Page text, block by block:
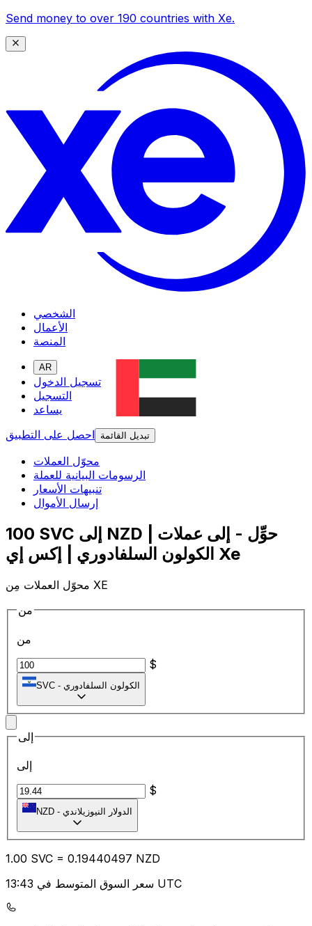
Send money to over 190 countries with Xe.
الشخصي
الأعمال
المنصة
AR
تسجيل الدخول
التسجيل
يساعد
احصل على التطبيق
تبديل القائمة
محوّل العملات
الرسومات البيانية للعملة
تنبيهات الأسعار
إرسال الأموال
100 SVC إلى NZD | حوِّل - إلى عملات
الكولون السلفادوري | إكس إي Xe
محوّل العملات مِن XE
من
من
$
SVC - الكولون السلفادوري
إلى
إلى
$
NZD - الدولار النيوزيلاندي
1.00 SVC = 0.19440497 NZD
سعر السوق المتوسط في 13:43 UTC